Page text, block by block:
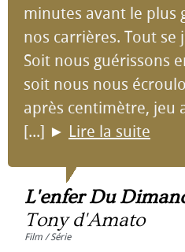
minutes avant le plus
nos carrières. Tout
Soit nous guérissons
soit nous nous
après centimètre, jeu
[...] ► Lire la suite
L'enfer Du
Tony d'Amato
Film / Série